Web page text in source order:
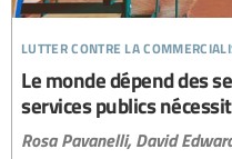
lutter contre la
Le monde dépend des
services publics
Rosa Pavanelli, David